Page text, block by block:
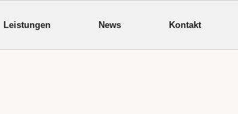
Leistungen News Kontakt